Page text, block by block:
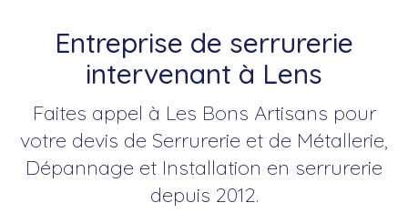
Entreprise de serrurerie
intervenant à Lens
Faites appel à Les Bons Artisans pour
votre devis de Serrurerie et de Métallerie,
Dépannage et Installation en serrurerie
depuis 2012.